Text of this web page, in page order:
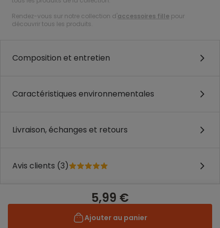
Rendez-vous sur notre collection d'accessoires fille pour
découvrir tous les produits.
Composition et entretien
Caractéristiques environnementales
Livraison, échanges et retours
Avis clients (3)
5,99 €
Ajouter au panier